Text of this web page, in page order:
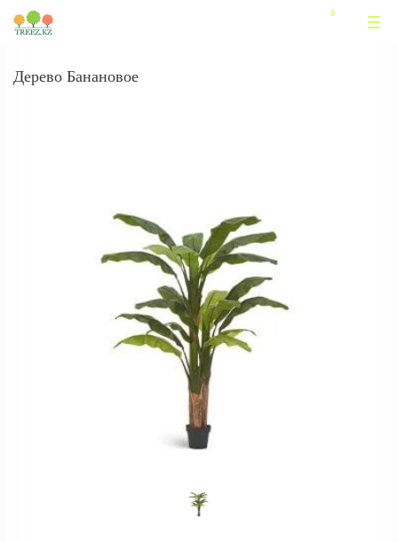
Дерево Банановое